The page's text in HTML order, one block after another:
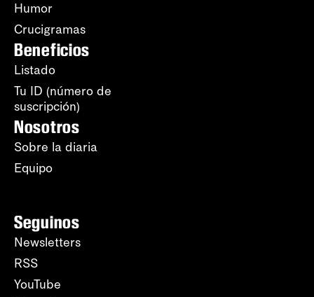
Humor
Crucigramas
Beneficios
Listado
Tu ID (número de
suscripción)
Nosotros
Sobre la diaria
Equipo
Seguinos
Newsletters
RSS
YouTube